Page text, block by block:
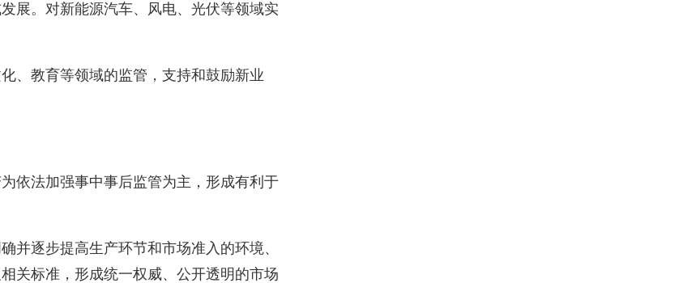
展。对新能源汽车、风电、光伏等领域实
、教育等领域的监管，支持和鼓励新业
依法加强事中事后监管为主，形成有利于
并逐步提高生产环节和市场准入的环境、
关标准，形成统一权威、公开透明的市场